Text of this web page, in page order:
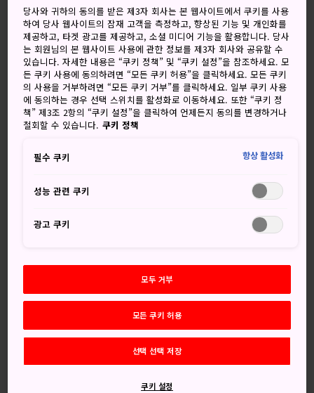
키워드 지도
외딴 아열대 섬에 위치한 그리스 마
을, 도깨비 해변, 그리고 상상의 철
도 노선
아마미 군도
중 하나로 [아마미 군도 국립공원]에 속합니
다양한 수상 스포츠를 즐길 수 있는 곳으로 유명합니다.
이상적인 아열대 휴양지인 요론섬은 그리스풍의 건물들, 어디
비티를 제공합니다. 요론섬에는 숙박할 수 있는 곳도 무척 많
요론섬은 일본 본토보다 오키나와와 더 가깝습니다
'요론 겐포'는 손님을 맞이하는 요론섬만의 색다른 음주 방
당사와 귀하의 동의를 받은 제3자 회사는 본 웹사이트에서 쿠키를 사용
하여 당사 웹사이트의 잠재 고객을 측정하고, 향상된 기능 및 개인화를
제공하고, 타겟 광고를 제공하고, 소셜 미디어 기능을 활용합니다. 당사
는 회원님의 본 웹사이트 사용에 관한 정보를 제3자 회사와 공유할 수
있습니다. 자세한 내용은 “쿠키 정책” 및 “쿠키 설정”을 참조하세요. 모
든 쿠키 사용에 동의하려면 “모든 쿠키 허용”을 클릭하세요. 모든 쿠키
의 사용을 거부하려면 “모든 쿠키 거부”를 클릭하세요. 일부 쿠키 사용
에 동의하는 경우 선택 스위치를 활성화로 이동하세요. 또한 “쿠키 정
책” 제3조 2항의 “쿠키 설정”을 클릭하여 언제든지 동의를 변경하거나
철회할 수 있습니다. 쿠키 정책
필수 쿠키 항상 활성화
성능 관련 쿠키
광고 쿠키
모두 거부
모든 쿠키 허용
선택 선택 저장
쿠키 설정